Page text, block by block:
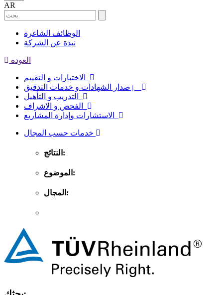
AR
الوظائف الشاغرة
نبذة عن الشركة
العوده
النتائج:
الموضوع:
المجال: